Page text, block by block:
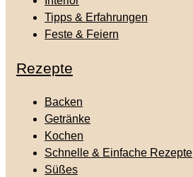
Tipps & Erfahrungen
Feste & Feiern
Rezepte
Backen
Getränke
Kochen
Schnelle & Einfache Rezepte
Süßes